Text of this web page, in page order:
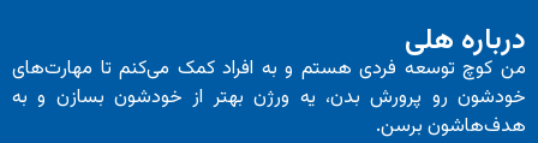
درباره هلی
من کوچ توسعه فردی هستم و به افراد کمک می‌کنم تا مهارت‌های
خودشون رو پرورش بدن، یه ورژن بهتر از خودشون بسازن و به
هدف‌هاشون برسن.